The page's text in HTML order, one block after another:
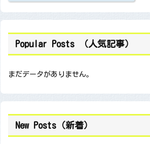
Popular Posts （人気記事）
まだデータがありません。
New Posts（新着）